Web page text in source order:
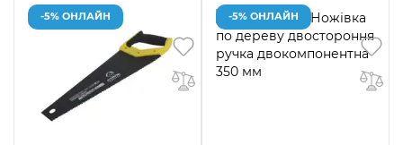
-5% ОНЛАЙН -5% ОНЛАЙН